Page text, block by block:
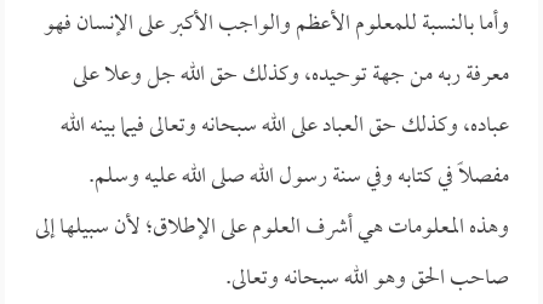
وأما بالنسبة للمعلوم الأعظم والواجب الأكبر على الإنسان فهو
معرفة ربه من جهة توحيده، وكذلك حق الله جل وعلا على
عباده، وكذلك حق العباد على الله سبحانه وتعالى فيما بينه الله
مفصلاً في كتابه وفي سنة رسول الله صلى الله عليه وسلم.
وهذه المعلومات هي أشرف العلوم على الإطلاق؛ لأن سبيلها إلى
صاحب الحق وهو الله سبحانه وتعالى.